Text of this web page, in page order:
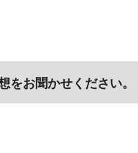
をお聞かせください。